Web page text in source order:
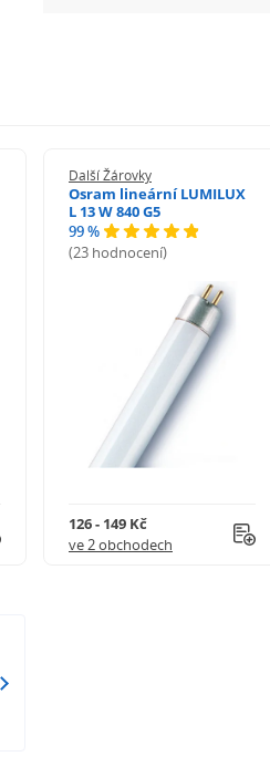
Další Žárovky
Osram lineární LUMILUX
L 13 W 840 G5
99 %
(23 hodnocení)
126 - 149 Kč
ve 2 obchodech